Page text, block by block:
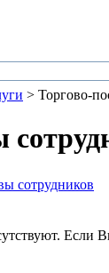
> Торгово-
сотрудников
Если